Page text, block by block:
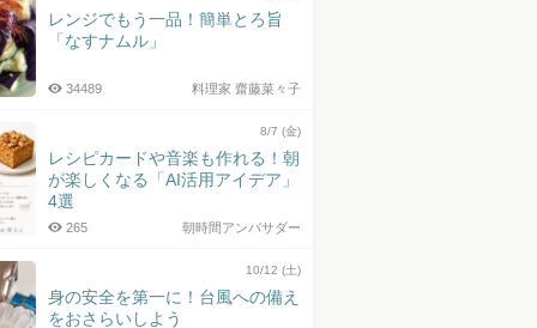
レンジでもう一品！簡単とろ旨
「なすナムル」
料理家 齋藤菜々子
34489
8/7 (金)
レシピカードや音楽も作れる！朝
が楽しくなる「AI活用アイデア」
4選
朝時間アンバサダー
265
10/12 (土)
身の安全を第一に！台風への備え
をおさらいしよう